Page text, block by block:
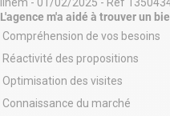
Ilhem - 01/02/2025 - Ref
L'agence m'a aidé à trouver un
Compréhension de vos besoins
Réactivité des propositions
Optimisation des visites
Connaissance du marché